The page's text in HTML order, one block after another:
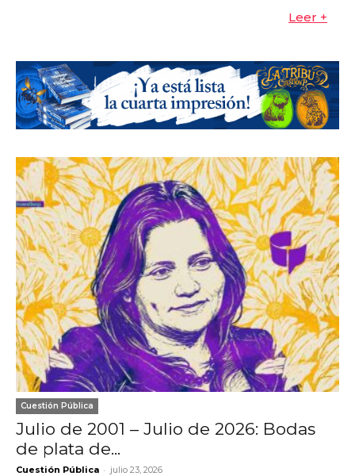
Leer +
Cuestión Pública
Julio de 2001 – Julio de 2026: Bodas
de plata de...
Cuestión Pública - julio 23, 2026